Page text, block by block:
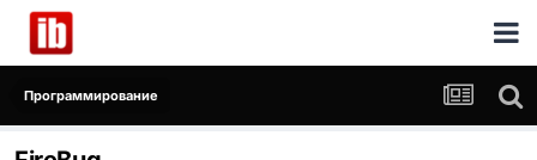
Программирование